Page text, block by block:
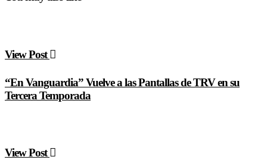
View Post
“En Vanguardia” Vuelve a las Pantallas de TRV en su
Tercera Temporada
View Post